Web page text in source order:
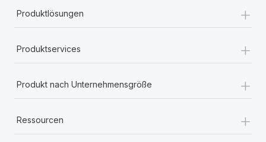
Produktlösungen +
Produktservices +
Produkt nach Unternehmensgröße +
Ressourcen +